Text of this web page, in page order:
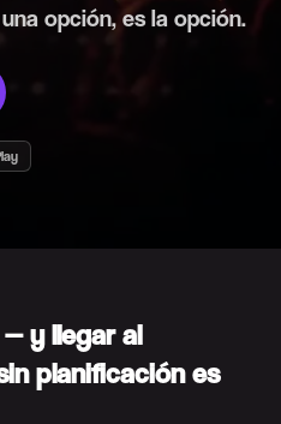
opción, es la opción.
y llegar al
planificación es